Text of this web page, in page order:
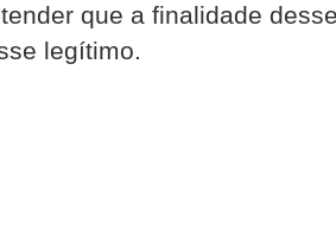
que a finalidade
legítimo.